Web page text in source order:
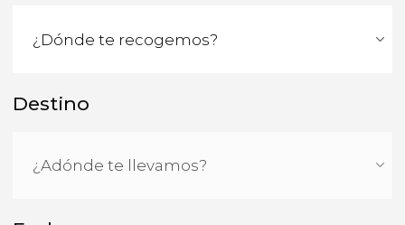
Destino